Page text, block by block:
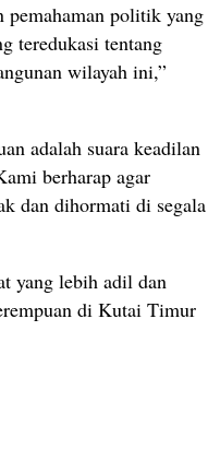
pemahaman politik yang
teredukasi tentang
wilayah ini,”
adalah suara keadilan
berharap agar
dan dihormati di segala
yang lebih adil dan
di Kutai Timur